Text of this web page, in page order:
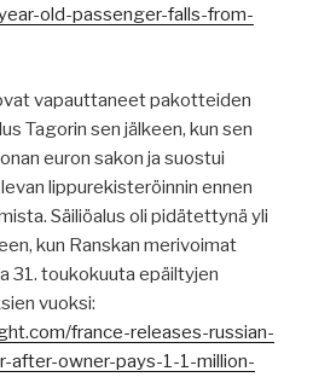
old-passenger-falls-from-
vapauttaneet pakotteiden
Tagorin sen jälkeen, kun sen
euron sakon ja suostui
lippurekisteröinnin ennen
Säiliöalus oli pidätettynä yli
kun Ranskan merivoimat
31. toukokuuta epäiltyjen
vuoksi:
france-releases-russian-
after-owner-pays-1-1-million-